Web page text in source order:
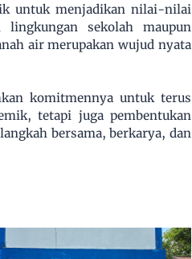
untuk menjadikan nilai-nilai
sekolah maupun
air merupakan wujud nyata
komitmennya untuk terus
tetapi juga pembentukan
bersama, berkarya, dan